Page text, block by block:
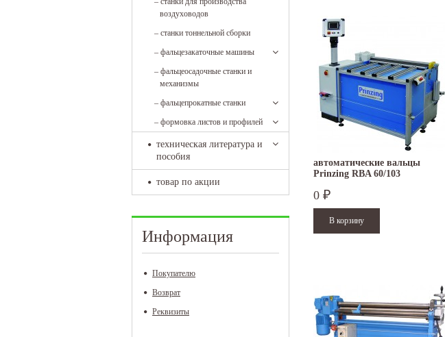
воздуховодов
– станки тоннельной сборки
– фальцезакаточные машины
– фальцеосадочные станки и
механизмы
– фальцепрокатные станки
– формовка листов и профилей
техническая литература и
пособия
товар по акции
Информация
Покупателю
Возврат
Реквизиты
автоматические вальцы
Prinzing RBA 60/103
0 ₽